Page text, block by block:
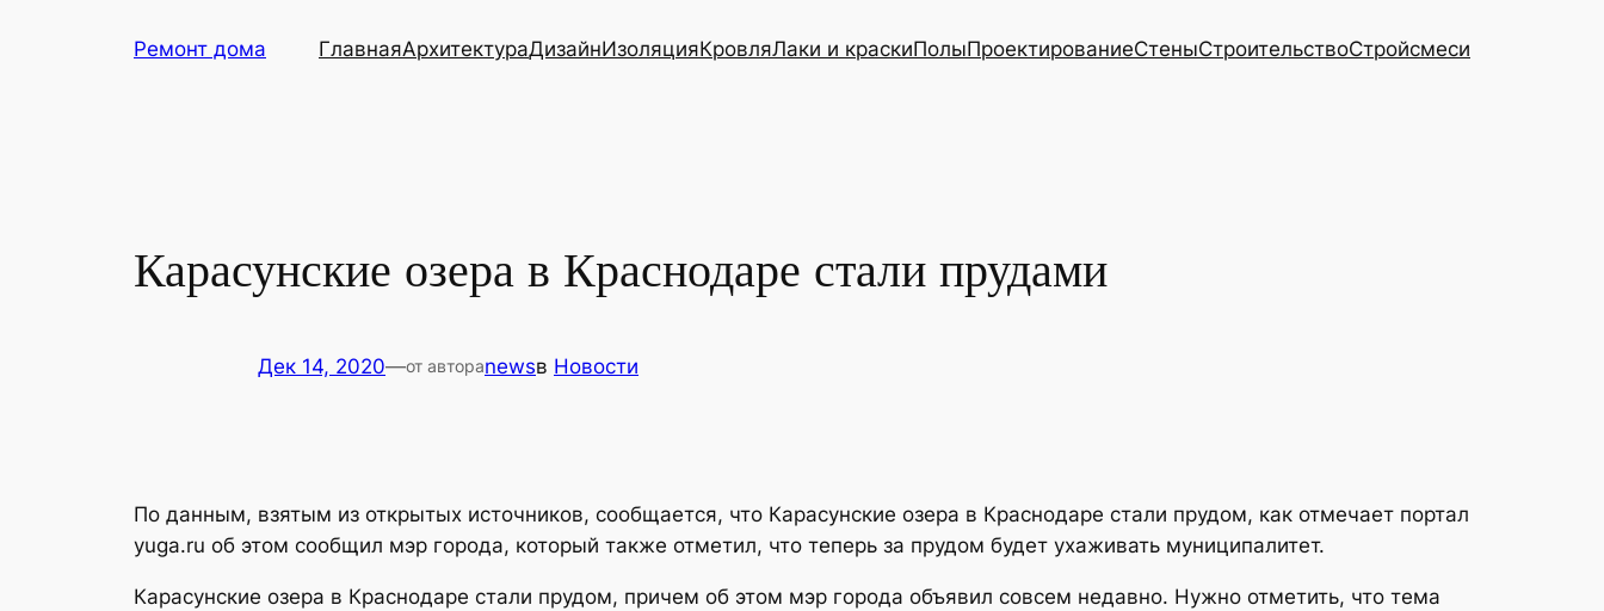
Ремонт дома ГлавнаяАрхитектураДизайнИзоляцияКровляЛаки и краскиПолыПроектированиеСтеныСтроительствоСтройсмеси
Карасунские озера в Краснодаре стали прудами
Дек 14, 2020—от автораnewsв Новости
По данным, взятым из открытых источников, сообщается, что Карасунские озера в Краснодаре стали прудом, как отмечает портал
yuga.ru об этом сообщил мэр города, который также отметил, что теперь за прудом будет ухаживать муниципалитет.
Карасунские озера в Краснодаре стали прудом, причем об этом мэр города объявил совсем недавно. Нужно отметить, что тема